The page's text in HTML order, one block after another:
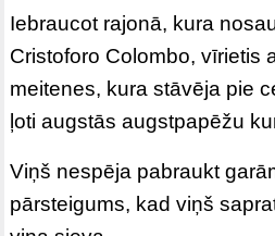
Iebraucot rajonā, kura
Cristoforo Colombo, vīrietis
meitenes, kura stāvēja pie
ļoti augstās augstpapēžu
Viņš nespēja pabraukt
pārsteigums, kad viņš